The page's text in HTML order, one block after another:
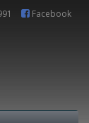
Facebook